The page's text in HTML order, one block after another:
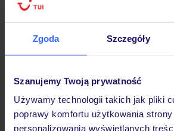
Zgoda Szczegóły
Szanujemy Twoją prywatność
Używamy technologii takich jak pliki
poprawy komfortu użytkowania
personalizowania wyświetlanych
Lider niskich cen
Największe